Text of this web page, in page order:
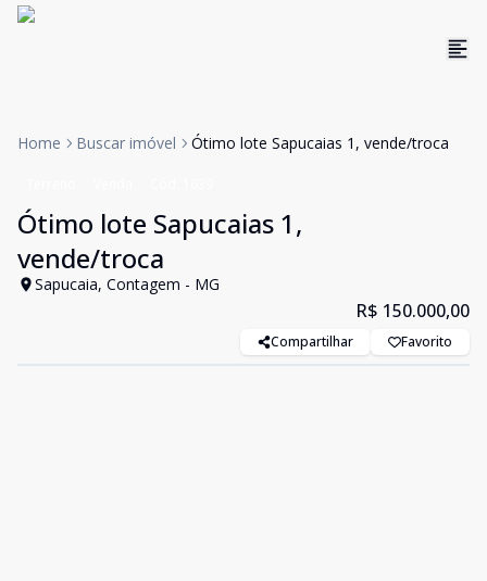
Home Buscar imóvel Ótimo lote Sapucaias 1, vende/troca
Ótimo lote Sapucaias 1,
vende/troca
Sapucaia, Contagem - MG
R$ 150.000,00
Compartilhar Favorito